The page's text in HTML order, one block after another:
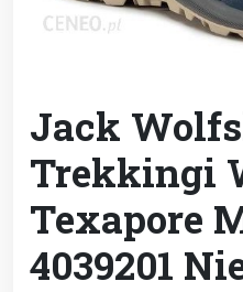
Jack
Trekkingi
Texapore
4039201